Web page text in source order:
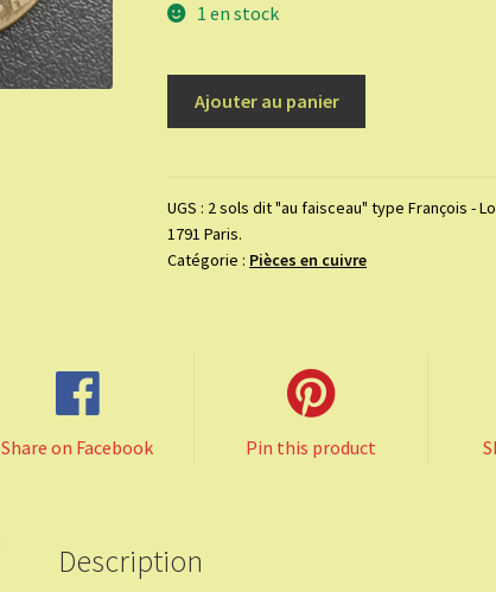
1 en stock
dit
"au
faisceau"
constitution
Ajouter au panier
UGS : 2 sols dit "au faisceau" type François -
1791 Paris.
Catégorie : Pièces en cuivre
Share on Facebook Pin this product
Description